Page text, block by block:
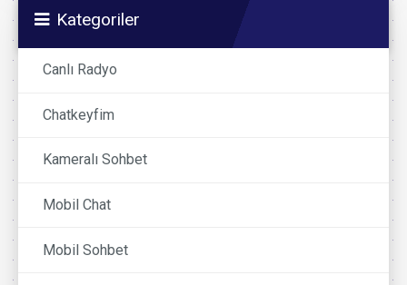
Kategoriler
Canlı Radyo
Chatkeyfim
Kameralı Sohbet
Mobil Chat
Mobil Sohbet